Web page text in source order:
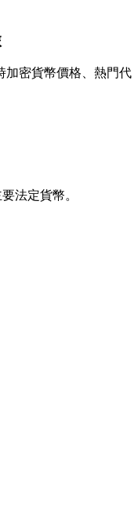
加密貨幣價格、熱門代
法定貨幣。